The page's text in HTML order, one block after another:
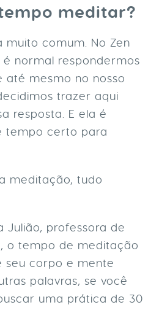
meditar?
muito comum. No Zen
normal respondermos
até mesmo no nosso
trazer aqui
resposta. E ela é
tempo certo para
meditação, tudo
Julião, professora de
o tempo de meditação
seu corpo e mente
palavras, se você
uma prática de 30